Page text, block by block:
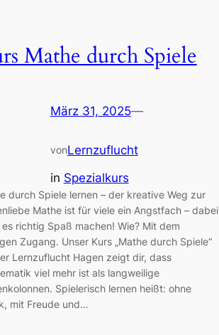
Mathe durch Spiele
März 31, 2025—
vonLernzuflucht
in Spezialkurs
durch Spiele lernen – der kreative Weg zur
Mathe ist für viele ein Angstfach – dabei
es richtig Spaß machen! Wie? Mit dem
Zugang. Unser Kurs „Mathe durch Spiele“
Lernzuflucht Hagen zeigt dir, dass
viel mehr ist als langweilige
Spielerisch lernen heißt: ohne
mit Freude und…